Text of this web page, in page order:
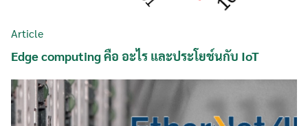
Article
Edge computing คือ อะไร และประโยช์นกับ IoT